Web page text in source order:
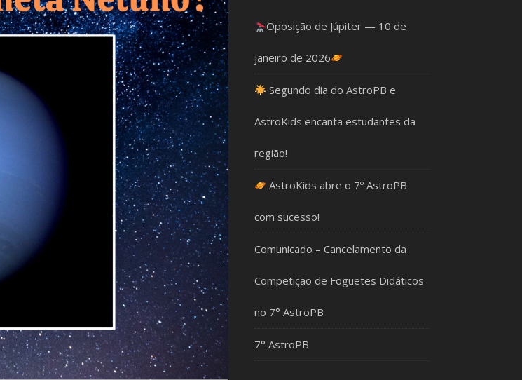
Oposição de Júpiter — 10 de
janeiro de 2026
Segundo dia do AstroPB e
AstroKids encanta estudantes da
região!
AstroKids abre o 7º AstroPB
com sucesso!
Comunicado – Cancelamento da
Competição de Foguetes Didáticos
no 7° AstroPB
7° AstroPB